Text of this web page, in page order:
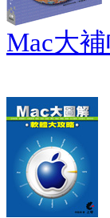
Mac大